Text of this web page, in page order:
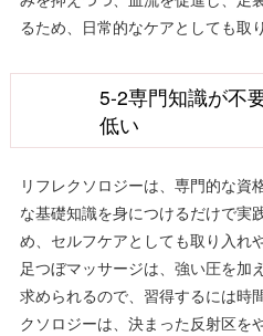
るため、日常的なケアとしても取
5-2専門知識が不
低い
リフレクソロジーは、専門的な資
な基礎知識を身につけるだけで実
め、セルフケアとしても取り入れ
足つぼマッサージは、強い圧を加
求められるので、習得するには時
クソロジーは、決まった反射区を